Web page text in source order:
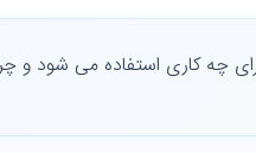
چه کاری استفاده می شود و